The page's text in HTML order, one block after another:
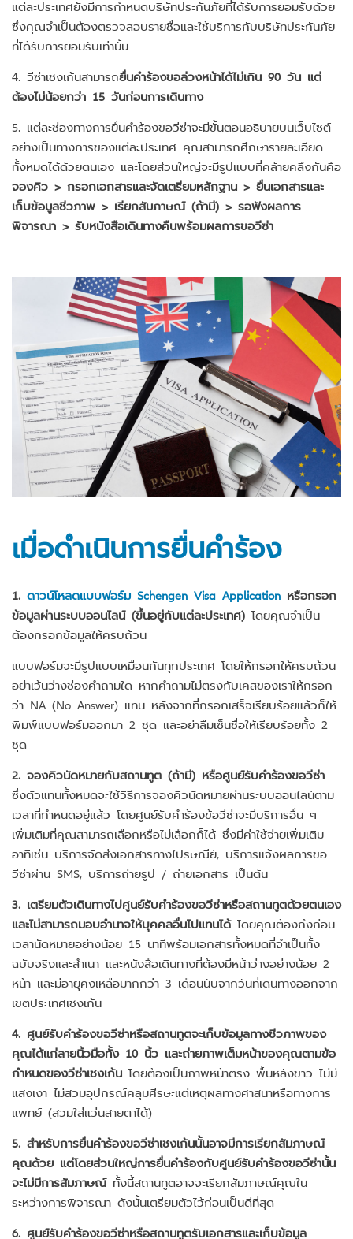
แต่ละประเทศยังมีการกำหนดบริษัทประกันภัยที่ได้รับการยอมรับด้วย
ซึ่งคุณจำเป็นต้องตรวจสอบรายชื่อและใช้บริการกับบริษัทประกันภัย
ที่ได้รับการยอมรับเท่านั้น
4. วีซ่าเชงเก้นสามารถยื่นคำร้องขอล่วงหน้าได้ไม่เกิน 90 วัน แต่
ต้องไม่น้อยกว่า 15 วันก่อนการเดินทาง
5. แต่ละช่องทางการยื่นคำร้องขอวีซ่าจะมีขั้นตอนอธิบายบนเว็บไซต์
อย่างเป็นทางการของแต่ละประเทศ คุณสามารถศึกษารายละเอียด
ทั้งหมดได้ด้วยตนเอง และโดยส่วนใหญ่จะมีรูปแบบที่คล้ายคลึงกันคือ
จองคิว > กรอกเอกสารและจัดเตรียมหลักฐาน > ยื่นเอกสารและ
เก็บข้อมูลชีวภาพ > เรียกสัมภาษณ์ (ถ้ามี) > รอฟังผลการ
พิจารณา > รับหนังสือเดินทางคืนพร้อมผลการขอวีซ่า
เมื่อดำเนินการยื่นคำร้อง
1. ดาวน์โหลดแบบฟอร์ม Schengen Visa Application หรือกรอก
ข้อมูลผ่านระบบออนไลน์ (ขึ้นอยู่กับแต่ละประเทศ) โดยคุณจำเป็น
ต้องกรอกข้อมูลให้ครบถ้วน
แบบฟอร์มจะมีรูปแบบเหมือนกันทุกประเทศ โดยให้กรอกให้ครบถ้วน
อย่าเว้นว่างช่องคำถามใด หากคำถามไม่ตรงกับเคสของเราให้กรอก
ว่า NA (No Answer) แทน หลังจากที่กรอกเสร็จเรียบร้อยแล้วก็ให้
พิมพ์แบบฟอร์มออกมา 2 ชุด และอย่าลืมเซ็นชื่อให้เรียบร้อยทั้ง 2
ชุด
2. จองคิวนัดหมายกับสถานทูต (ถ้ามี) หรือศูนย์รับคำร้องขอวีซ่า
ซึ่งตัวแทนทั้งหมดจะใช้วิธีการจองคิวนัดหมายผ่านระบบออนไลน์ตาม
เวลาที่กำหนดอยู่แล้ว โดยศูนย์รับคำร้องข้อวีซ่าจะมีบริการอื่น ๆ
เพิ่มเติมที่คุณสามารถเลือกหรือไม่เลือกก็ได้ ซึ่งมีค่าใช้จ่ายเพิ่มเติม
อาทิเช่น บริการจัดส่งเอกสารทางไปรษณีย์, บริการแจ้งผลการขอ
วีซ่าผ่าน SMS, บริการถ่ายรูป / ถ่ายเอกสาร เป็นต้น
3. เตรียมตัวเดินทางไปศูนย์รับคำร้องขอวีซ่าหรือสถานทูตด้วยตนเอง
และไม่สามารถมอบอำนาจให้บุคคลอื่นไปแทนได้ โดยคุณต้องถึงก่อน
เวลานัดหมายอย่างน้อย 15 นาทีพร้อมเอกสารทั้งหมดที่จำเป็นทั้ง
ฉบับจริงและสำเนา และหนังสือเดินทางที่ต้องมีหน้าว่างอย่างน้อย 2
หน้า และมีอายุคงเหลือมากกว่า 3 เดือนนับจากวันที่เดินทางออกจาก
เขตประเทศเชงเก้น
4. ศูนย์รับคำร้องขอวีซ่าหรือสถานทูตจะเก็บข้อมูลทางชีวภาพของ
คุณได้แก่ลายนิ้วมือทั้ง 10 นิ้ว และถ่ายภาพเต็มหน้าของคุณตามข้อ
กำหนดของวีซ่าเชงเก้น โดยต้องเป็นภาพหน้าตรง พื้นหลังขาว ไม่มี
แสงเงา ไม่สวมอุปกรณ์คลุมศีรษะแต่เหตุผลทางศาสนาหรือทางการ
แพทย์ (สวมใส่แว่นสายตาได้)
5. สำหรับการยื่นคำร้องขอวีซ่าเชงเก้นนั้นอาจมีการเรียกสัมภาษณ์
คุณด้วย แต่โดยส่วนใหญ่การยื่นคำร้องกับศูนย์รับคำร้องขอวีซ่านั้น
จะไม่มีการสัมภาษณ์ทั้งนี้สถานทูตอาจจะเรียกสัมภาษณ์คุณใน
ระหว่างการพิจารณา ดังนั้นเตรียมตัวไว้ก่อนเป็นดีที่สุด
6. ศูนย์รับคำร้องขอวีซ่าหรือสถานทูตรับเอกสารและเก็บข้อมูล